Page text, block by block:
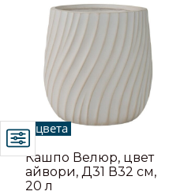
+ цвета
Кашпо Велюр, цвет
айвори, Д31 В32 см,
20 л